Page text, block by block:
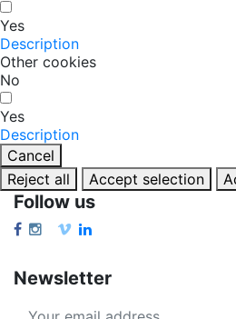
Yes
Description
Other cookies
No
Yes
Description
Cancel
Reject all
Accept selection
Follow us
Newsletter